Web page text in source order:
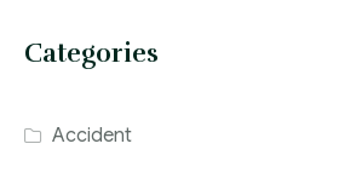
Categories
Accident